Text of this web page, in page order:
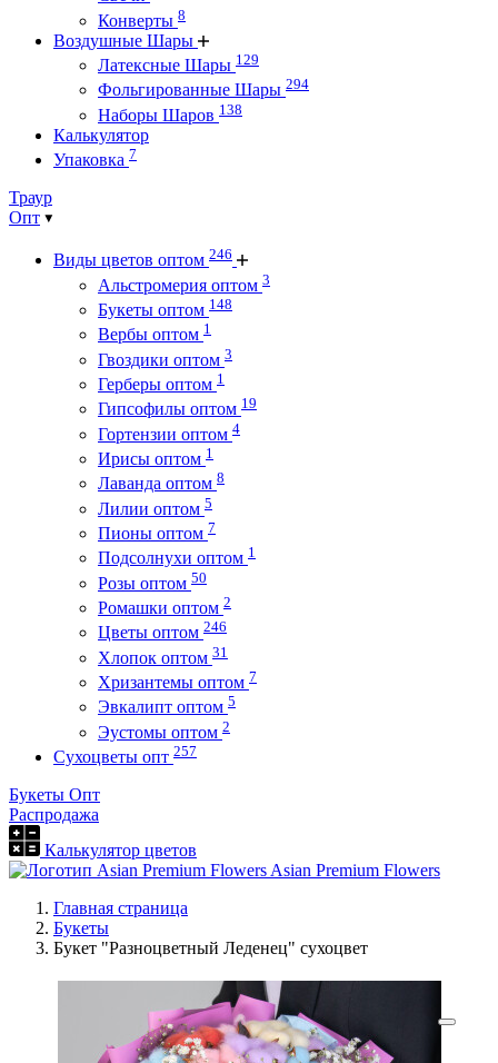
Конверты 8
Воздушные Шары
Латексные Шары 129
Фольгированные Шары 294
Наборы Шаров 138
Калькулятор
Упаковка 7
Траур
Опт
Виды цветов оптом 246
Альстромерия оптом 3
Букеты оптом 148
Вербы оптом 1
Гвоздики оптом 3
Герберы оптом 1
Гипсофилы оптом 19
Гортензии оптом 4
Ирисы оптом 1
Лаванда оптом 8
Лилии оптом 5
Пионы оптом 7
Подсолнухи оптом 1
Розы оптом 50
Ромашки оптом 2
Цветы оптом 246
Хлопок оптом 31
Хризантемы оптом 7
Эвкалипт оптом 5
Эустомы оптом 2
Сухоцветы опт 257
Букеты Опт
Распродажа
Калькулятор цветов
Asian Premium Flowers
Главная страница
Букеты
Букет "Разноцветный Леденец" сухоцвет